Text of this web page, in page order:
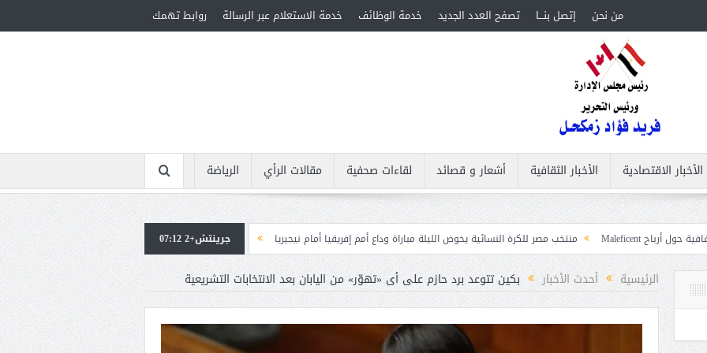
من نحن إتصل بنـــا تصفح العدد الجديد خدمة الوظائف خدمة الاستعلام عبر الرسالة روابط تهمك
الأخبار الاقتصادية الأخبار الثقافية أشعار و قصائد لقاءات صحفية مقالات الرأي
الرياضة
منتخب مصر للكرة النسائية يخوض الليلة مباراة وداع أمم إفريقيا أمام نيجيريا
استقبال جماهيرى حاشد لمحمد صلاح لدى وصوله إلى تركيا لإتمام انتقاله إلى
جرينتش+2 07:12
الرئيسية أحدث الأخبار بكين تتوعد برد حازم على أى «تهوّر» من اليابان بعد الانتخابات التشريعية